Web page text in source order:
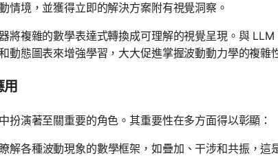
情境，並獲得立即的解決方案附有視覺洞察。
將複雜的數學表達式轉換成可理解的視覺呈現。與
動態圖表來增強學習，大大促進掌握波動動力學的複雜
扮演著至關重要的角色。其重要性在多方面得以彰顯：
解各種波動現象的數學框架，如疊加、干涉和共振，這